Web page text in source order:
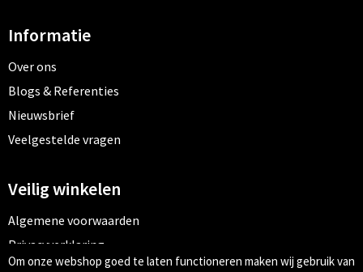
Informatie
Over ons
Blogs & Referenties
Nieuwsbrief
Veelgestelde vragen
Veilig winkelen
Algemene voorwaarden
Privacyverklaring
Om onze webshop goed te laten functioneren maken wij gebruik van